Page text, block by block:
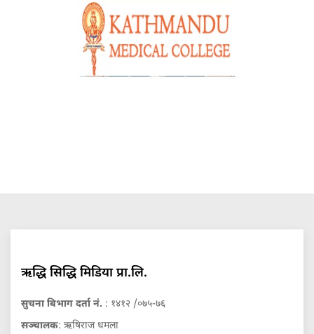
ऋद्धि सिद्धि मिडिया प्रा.लि.
सुचना बिभाग दर्ता नं. : १४१२ /०७५-७६
सञ्चालक: ऋषिराज धमला